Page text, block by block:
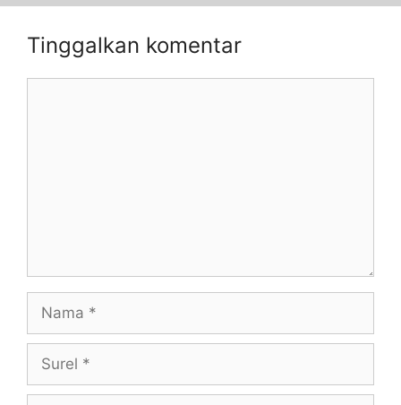
Tinggalkan komentar